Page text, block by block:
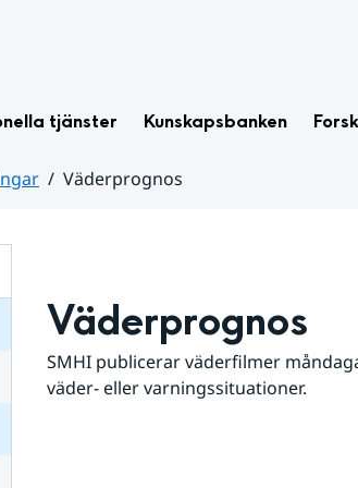
tjänster Kunskapsbanken
Väderprognos
Väderprognos
SMHI publicerar väderfilmer
väder- eller varningssituationer.